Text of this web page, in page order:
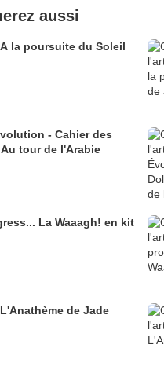
aussi
la poursuite du Soleil
- Cahier des
tour de l'Arabie
La Waaagh! en kit
de Jade